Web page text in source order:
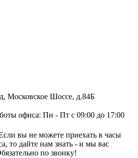
Московское Шоссе, д.84Б
офиса: Пн - Пт с 09:00 до 17:00
вы не можете приехать в часы
то дайте нам знать - и мы вас
по звонку!